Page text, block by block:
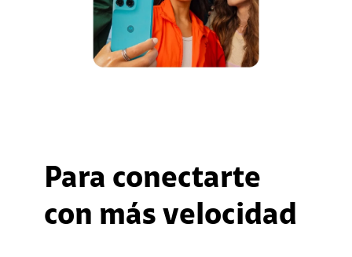
Para conectarte
con más velocidad